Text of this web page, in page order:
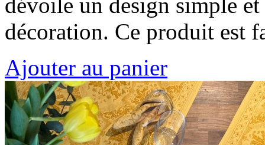
décoration. Ce produit est
Ajouter au panier